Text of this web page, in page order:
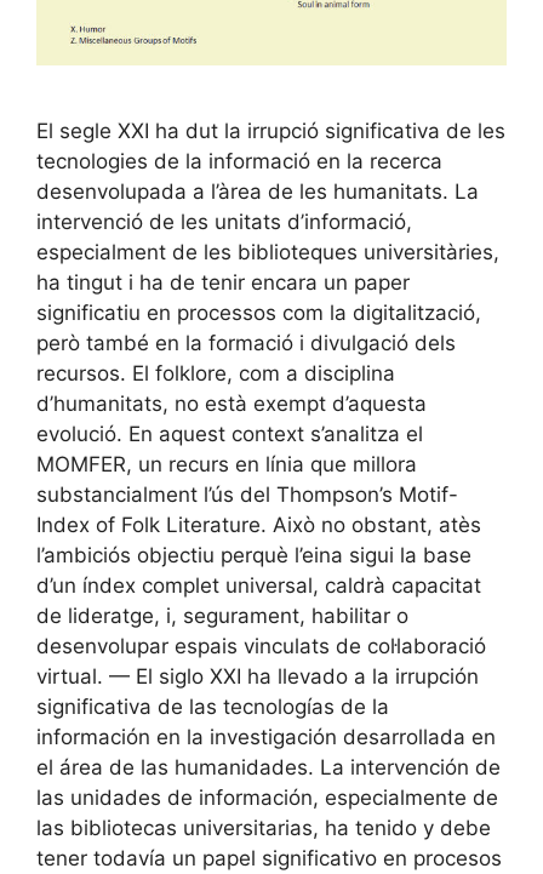
El segle XXI ha dut la irrupció significativa de les
tecnologies de la informació en la recerca
desenvolupada a l’àrea de les humanitats. La
intervenció de les unitats d’informació,
especialment de les biblioteques universitàries,
ha tingut i ha de tenir encara un paper
significatiu en processos com la digitalització,
però també en la formació i divulgació dels
recursos. El folklore, com a disciplina
d’humanitats, no està exempt d’aquesta
evolució. En aquest context s’analitza el
MOMFER, un recurs en línia que millora
substancialment l’ús del Thompson’s Motif-
Index of Folk Literature. Això no obstant, atès
l’ambiciós objectiu perquè l’eina sigui la base
d’un índex complet universal, caldrà capacitat
de lideratge, i, segurament, habilitar o
desenvolupar espais vinculats de col·laboració
virtual. — El siglo XXI ha llevado a la irrupción
significativa de las tecnologías de la
información en la investigación desarrollada en
el área de las humanidades. La intervención de
las unidades de información, especialmente de
las bibliotecas universitarias, ha tenido y debe
tener todavía un papel significativo en procesos